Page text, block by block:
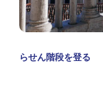
らせん階段を登る